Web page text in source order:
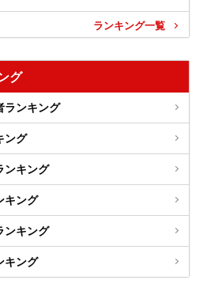
ランキング一覧
グ
ランキング
ング
ンキング
キング
ンキング
キング